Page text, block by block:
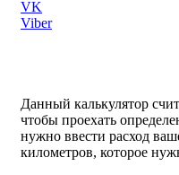
VK
Viber
Данный калькулятор
чтобы проехать
нужно ввести расход
километров, которое